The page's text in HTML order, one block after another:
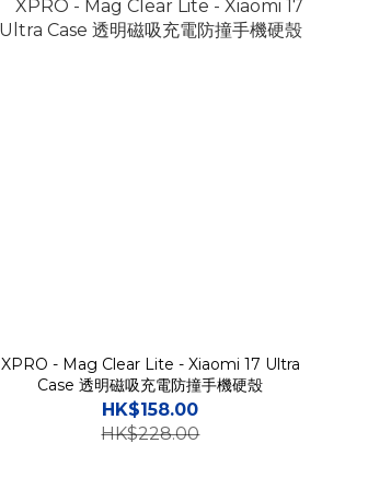
XPRO - Mag Clear Lite - Xiaomi 17 Ultra
Case 透明磁吸充電防撞手機硬殼
HK$158.00
HK$228.00